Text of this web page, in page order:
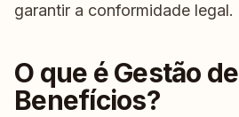
garantir a conformidade legal.
O que é Gestão de
Benefícios?